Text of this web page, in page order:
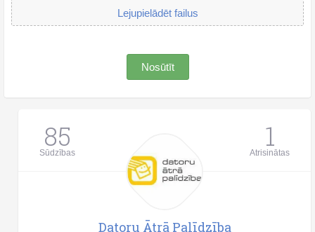
Lejupielādēt failus
Nosūtīt
85
Sūdzības 1
Atrisinātas
Datoru Ātrā Palīdzība